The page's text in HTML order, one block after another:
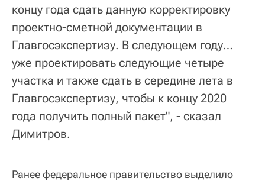
концу года сдать данную корректировку
проектно-сметной документации в
Главгосэкспертизу. В следующем году…
уже проектировать следующие четыре
участка и также сдать в середине лета в
Главгосэкспертизу, чтобы к концу 2020
года получить полный пакет", - сказал
Димитров.
Ранее федеральное правительство выделило